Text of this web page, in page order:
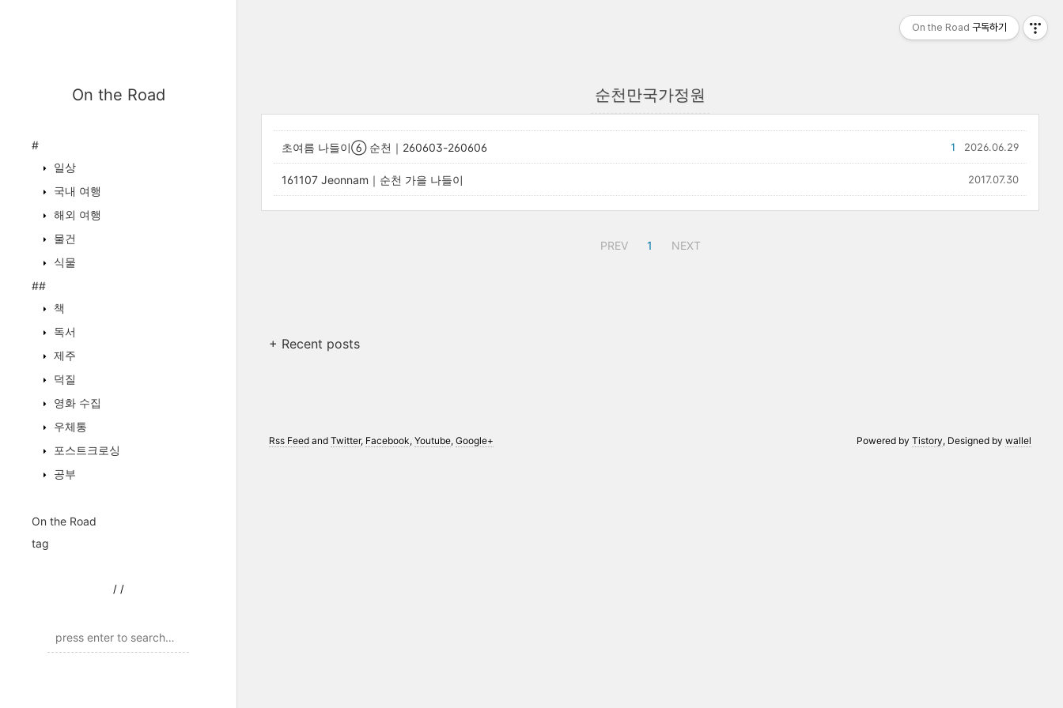
On the Road
#
일상
국내 여행
해외 여행
물건
식물
##
책
독서
제주
덕질
영화 수집
우체통
포스트크로싱
공부
On the Road
tag
/ /
순천만국가정원
초여름 나들이⑥ 순천｜260603-260606 2026.06.29
1
161107 Jeonnam｜순천 가을 나들이 2017.07.30
PREV 1 NEXT
+ Recent posts
Powered byTistory, Designed bywallel
Rss Feedand Twitter, Facebook, Youtube, Google+
On the Road 구독하기